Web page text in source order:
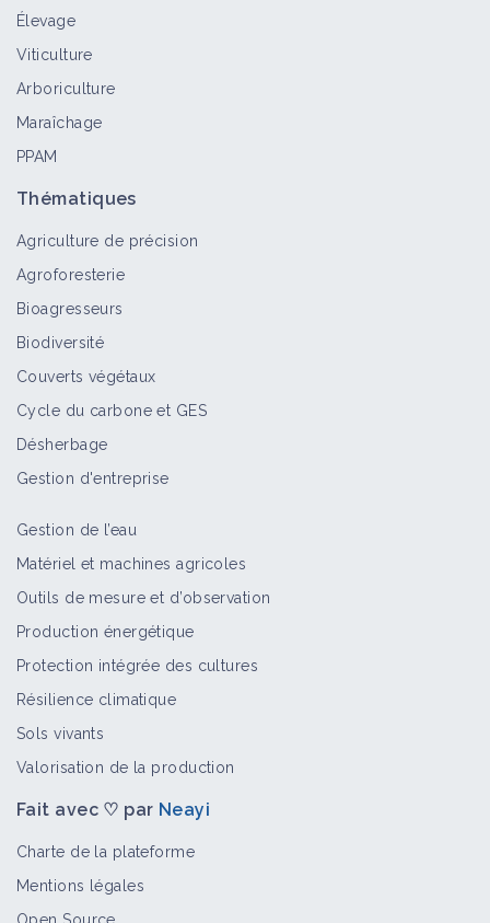
Diaporthe
Fusariose
Élevage
Viticulture
Arboriculture
Maraîchage
PPAM
Thématiques
Agriculture de précision
Agroforesterie
Bioagresseurs
Biodiversité
Couverts végétaux
Cycle du carbone et GES
Désherbage
Gestion d'entreprise
Gestion de l’eau
Matériel et machines agricoles
Outils de mesure et d’observation
Production énergétique
Protection intégrée des cultures
Résilience climatique
Sols vivants
Valorisation de la production
Fait avec ♡ par Neayi
Charte de la plateforme
Mentions légales